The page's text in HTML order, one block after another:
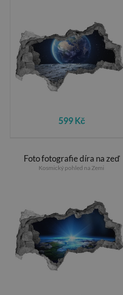
599 Kč
Foto fotografie díra na zeď
Kosmický pohled na Zemi